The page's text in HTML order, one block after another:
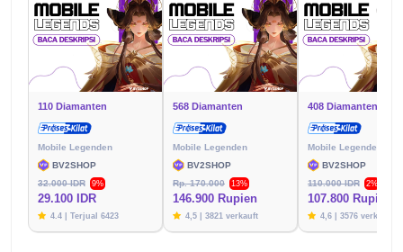
110 Diamanten
Mobile Legenden
BV2SHOP
32.000 IDR
9%
29.100 IDR
4.4 | Terjual 6423
568 Diamanten
Mobile Legenden
BV2SHOP
Rp. 170.000
13%
146.900 Rupien
4,5 | 3821 verkauft
408 Diamanten
Mobile Legenden
BV2SHOP
110.000 IDR
2%
107.800 Rupien
4,6 | 3576 verkauft